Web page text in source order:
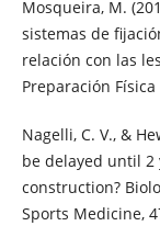
Mosqueira, M.
sistemas de
relación con las
Preparación
Nagelli, C. V., &
be delayed until
construction?
Sports Medicine,